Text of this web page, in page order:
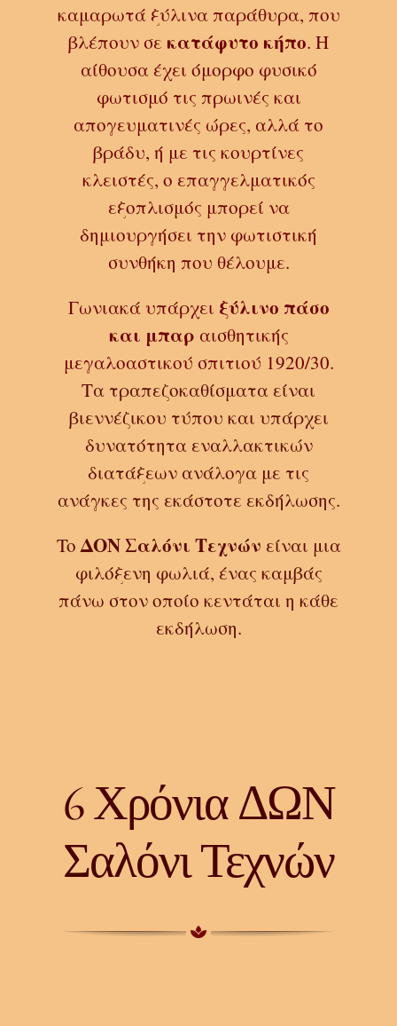
καμαρωτά ξύλινα παράθυρα, που
βλέπουν σε κατάφυτο κήπο. Η
αίθουσα έχει όμορφο φυσικό
φωτισμό τις πρωινές και
απογευματινές ώρες, αλλά το
βράδυ, ή με τις κουρτίνες
κλειστές, ο επαγγελματικός
εξοπλισμός μπορεί να
δημιουργήσει την φωτιστική
συνθήκη που θέλουμε.
Γωνιακά υπάρχει ξύλινο πάσο
και μπαρ αισθητικής
μεγαλοαστικού σπιτιού 1920/30.
Τα τραπεζοκαθίσματα είναι
βιεννέζικου τύπου και υπάρχει
δυνατότητα εναλλακτικών
διατάξεων ανάλογα με τις
ανάγκες της εκάστοτε εκδήλωσης.
ToΔΟΝ Σαλόνι Τεχνών είναι μια
φιλόξενη φωλιά, ένας καμβάς
πάνω στον οποίο κεντάται η κάθε
εκδήλωση.
6 Χρόνια ΔΩΝ
Σαλόνι Τεχνών